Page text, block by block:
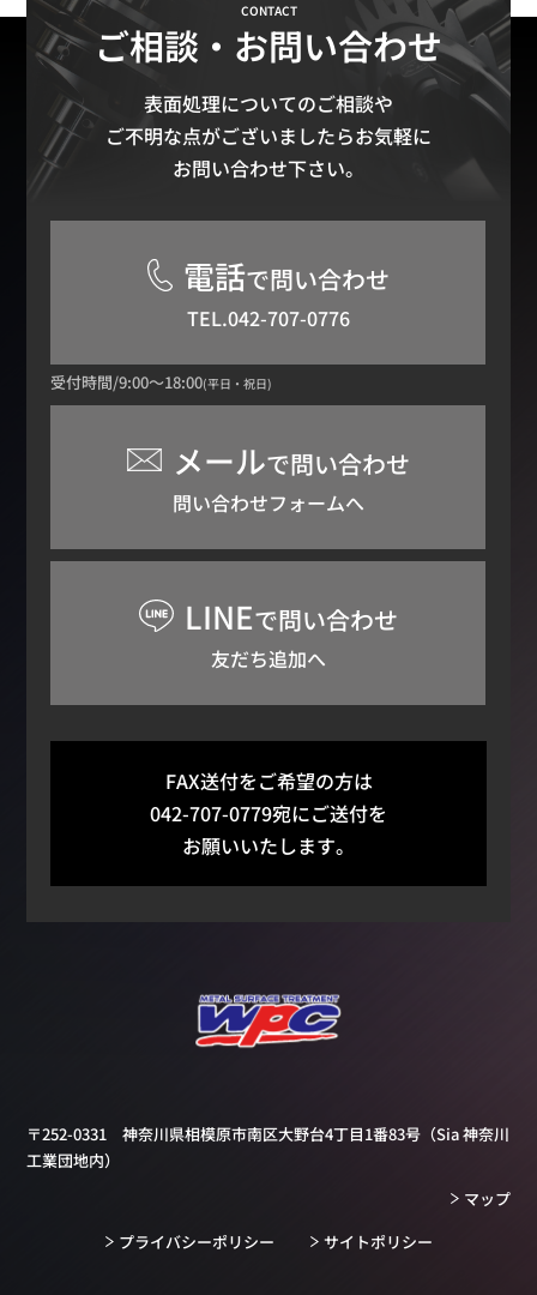
CONTACT
ご相談・お問い合わせ
表面処理についてのご相談や
ご不明な点がございましたらお気軽に
お問い合わせ下さい。
電話で問い合わせ
TEL.042-707-0776
受付時間/9:00～18:00(平日・祝日)
メールで問い合わせ
問い合わせフォームへ
LINEで問い合わせ
友だち追加へ
FAX送付をご希望の方は
042-707-0779宛にご送付を
お願いいたします。
〒252-0331 神奈川県相模原市南区大野台4丁目1番83号 （Sia 神奈川
工業団地内）
マップ
プライバシーポリシー
サイトポリシー